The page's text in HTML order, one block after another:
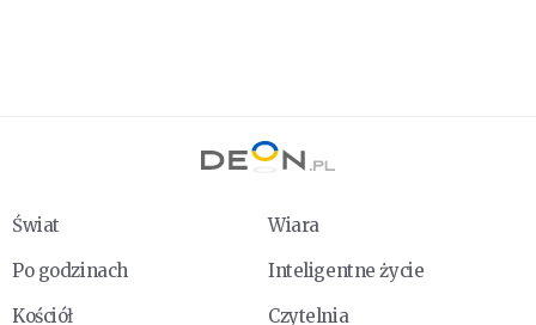
Świat
Wiara
Po godzinach
Inteligentne życie
Kościół
Czytelnia